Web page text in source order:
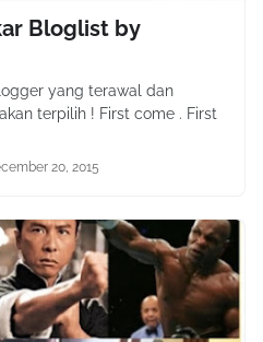
Bloglist by
yang terawal dan
terpilih ! First come . First
20, 2015